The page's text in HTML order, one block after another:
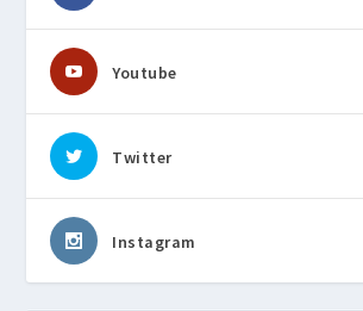
Youtube
Twitter
Instagram